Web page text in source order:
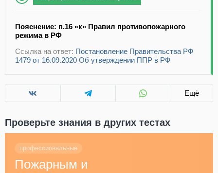
Пояснение: п.16 «к» Правил противопожарного
режима в РФ
Ссылка на ответ: Постановление Правительства РФ
1479 от 16.09.2020 Об утверждении ППР в РФ
Ещё
Проверьте знания в других тестах
профессиональные
Пожарным и